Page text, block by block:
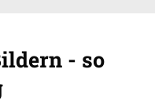
- so